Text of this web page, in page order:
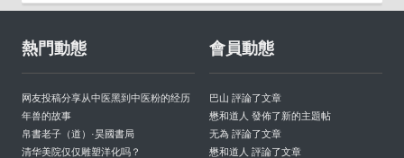
熱門動態
网友投稿分享从中医黑到中医粉的经历
年兽的故事
帛書老子（道）·昊國書局
清华美院仅仅雕塑洋化吗？
會員動態
巴山 評論了文章
懋和道人 發佈了新的主題帖
无為 評論了文章
懋和道人 評論了文章